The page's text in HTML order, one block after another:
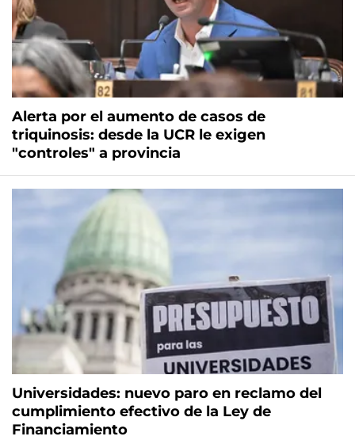
Alerta por el aumento de casos de
triquinosis: desde la UCR le exigen
"controles" a provincia
Universidades: nuevo paro en reclamo del
cumplimiento efectivo de la Ley de
Financiamiento